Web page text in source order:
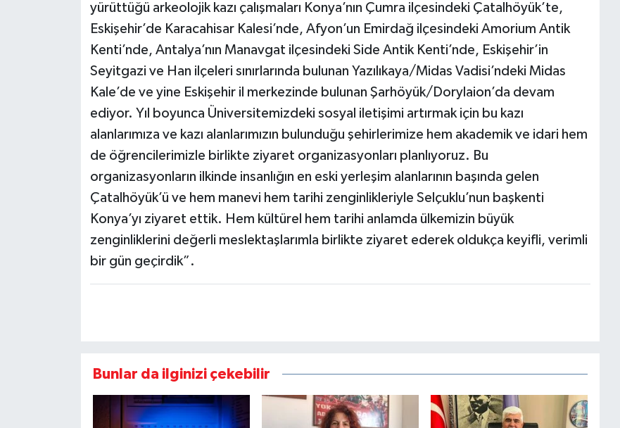
yürüttüğü arkeolojik kazı çalışmaları Konya’nın Çumra ilçesindeki Çatalhöyük’te,
Eskişehir’de Karacahisar Kalesi’nde, Afyon’un Emirdağ ilçesindeki Amorium Antik
Kenti’nde, Antalya’nın Manavgat ilçesindeki Side Antik Kenti’nde, Eskişehir’in
Seyitgazi ve Han ilçeleri sınırlarında bulunan Yazılıkaya/Midas Vadisi’ndeki Midas
Kale’de ve yine Eskişehir il merkezinde bulunan Şarhöyük/Dorylaion’da devam
ediyor. Yıl boyunca Üniversitemizdeki sosyal iletişimi artırmak için bu kazı
alanlarımıza ve kazı alanlarımızın bulunduğu şehirlerimize hem akademik ve idari hem
de öğrencilerimizle birlikte ziyaret organizasyonları planlıyoruz. Bu
organizasyonların ilkinde insanlığın en eski yerleşim alanlarının başında gelen
Çatalhöyük’ü ve hem manevi hem tarihi zenginlikleriyle Selçuklu’nun başkenti
Konya’yı ziyaret ettik. Hem kültürel hem tarihi anlamda ülkemizin büyük
zenginliklerini değerli meslektaşlarımla birlikte ziyaret ederek oldukça keyifli, verimli
bir gün geçirdik”.
Bunlar da ilginizi çekebilir